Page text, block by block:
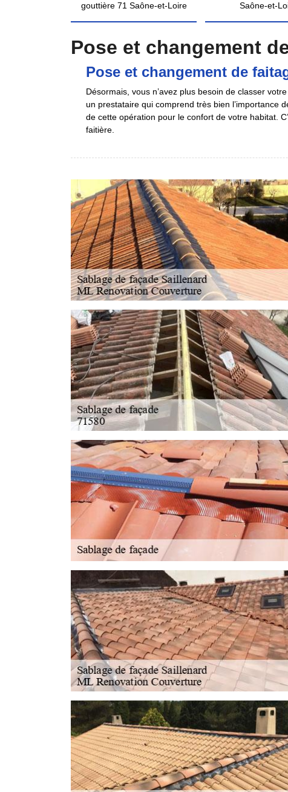
gouttière 71 Saône-et-Loire
Saône-et-
Pose et changement
Pose et changement de
Désormais, vous n’avez plus besoin de classer
un prestataire qui comprend très bien l’importance
de cette opération pour le confort de votre habitat.
faitière.